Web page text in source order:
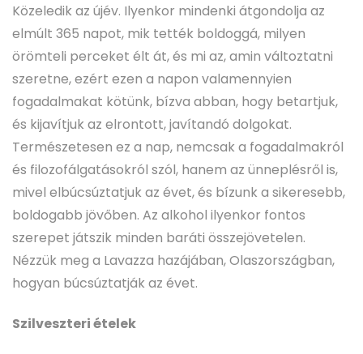
Közeledik az újév. Ilyenkor mindenki átgondolja az
elmúlt 365 napot, mik tették boldoggá, milyen
örömteli perceket élt át, és mi az, amin változtatni
szeretne, ezért ezen a napon valamennyien
fogadalmakat kötünk, bízva abban, hogy betartjuk,
és kijavítjuk az elrontott, javítandó dolgokat.
Természetesen ez a nap, nemcsak a fogadalmakról
és filozofálgatásokról szól, hanem az ünneplésről is,
mivel elbúcsúztatjuk az évet, és bízunk a sikeresebb,
boldogabb jövőben. Az alkohol ilyenkor fontos
szerepet játszik minden baráti összejövetelen.
Nézzük meg a Lavazza hazájában, Olaszországban,
hogyan búcsúztatják az évet.
Szilveszteri ételek